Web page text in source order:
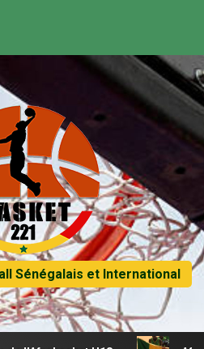
Sénégalais et International